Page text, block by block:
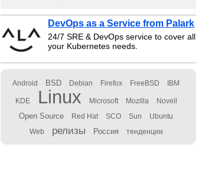
DevOps as a Service from Palark
24/7 SRE & DevOps service to cover all
your Kubernetes needs.
Android BSD Debian Firefox FreeBSD IBM
KDE Linux Microsoft Mozilla Novell
Open Source Red Hat SCO Sun Ubuntu
Web релизы Россия тенденции